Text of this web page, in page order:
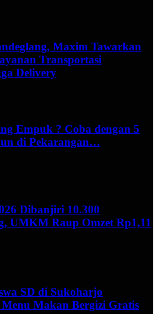
Maxim Tawarkan
Transportasi
Delivery
Empuk ? Coba dengan 5
di Pekarangan…
Dibanjiri 10.300
UMKM Raup Omzet Rp1,11
SD di Sukoharjo
Makan Bergizi Gratis